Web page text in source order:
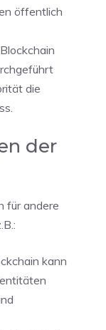
öffentlich
die
der
für andere
kann